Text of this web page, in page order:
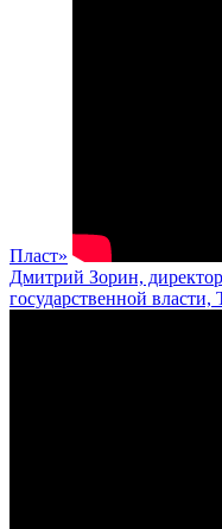
Пласт»
Дмитрий Зорин,
государственной